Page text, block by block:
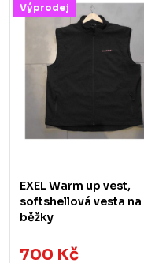
Výprodej
EXEL Warm up vest,
softshellová vesta na
běžky
700 Kč